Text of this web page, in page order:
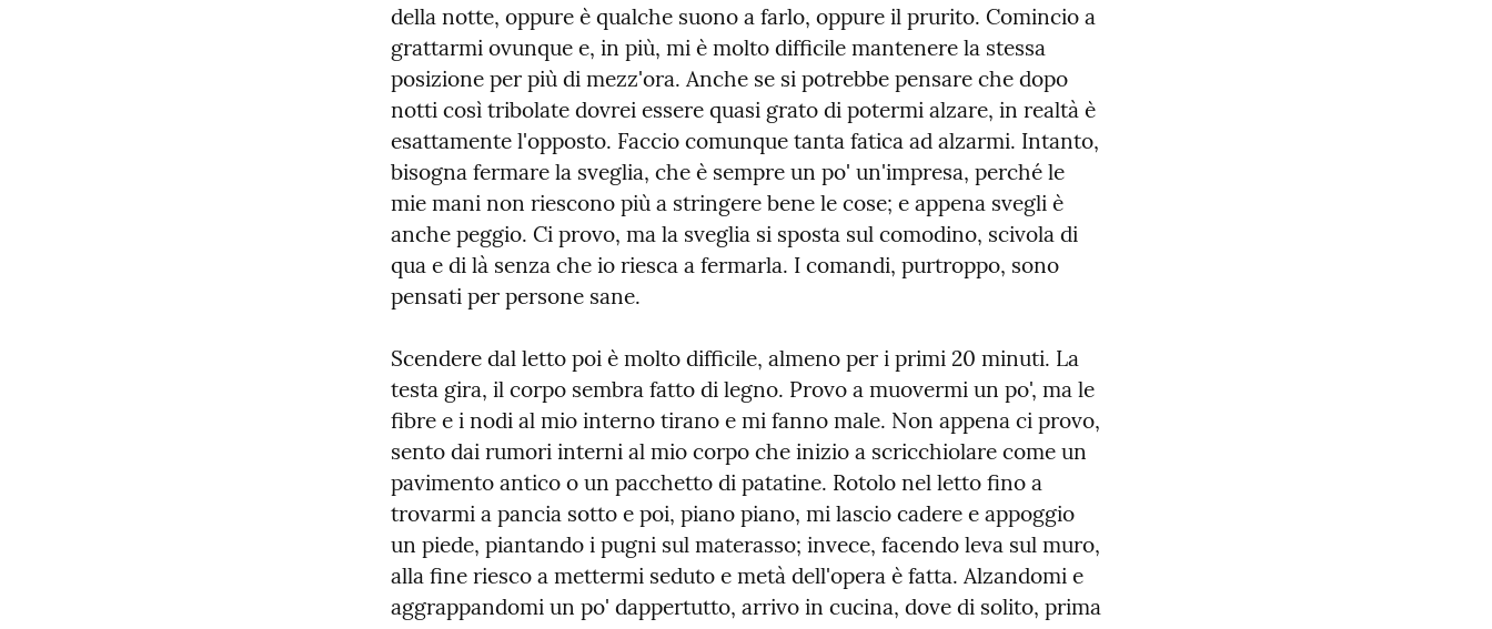
della notte, oppure è qualche suono a farlo, oppure il prurito. Comincio a
grattarmi ovunque e, in più, mi è molto difficile mantenere la stessa
posizione per più di mezz'ora. Anche se si potrebbe pensare che dopo
notti così tribolate dovrei essere quasi grato di potermi alzare, in realtà è
esattamente l'opposto. Faccio comunque tanta fatica ad alzarmi. Intanto,
bisogna fermare la sveglia, che è sempre un po' un'impresa, perché le
mie mani non riescono più a stringere bene le cose; e appena svegli è
anche peggio. Ci provo, ma la sveglia si sposta sul comodino, scivola di
qua e di là senza che io riesca a fermarla. I comandi, purtroppo, sono
pensati per persone sane.
Scendere dal letto poi è molto difficile, almeno per i primi 20 minuti. La
testa gira, il corpo sembra fatto di legno. Provo a muovermi un po', ma le
fibre e i nodi al mio interno tirano e mi fanno male. Non appena ci provo,
sento dai rumori interni al mio corpo che inizio a scricchiolare come un
pavimento antico o un pacchetto di patatine. Rotolo nel letto fino a
trovarmi a pancia sotto e poi, piano piano, mi lascio cadere e appoggio
un piede, piantando i pugni sul materasso; invece, facendo leva sul muro,
alla fine riesco a mettermi seduto e metà dell'opera è fatta. Alzandomi e
aggrappandomi un po' dappertutto, arrivo in cucina, dove di solito, prima